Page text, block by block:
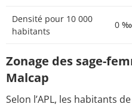
Densité pour 10 000
habitants
0
Zonage des sage-
Malcap
Selon l’APL, les habitants